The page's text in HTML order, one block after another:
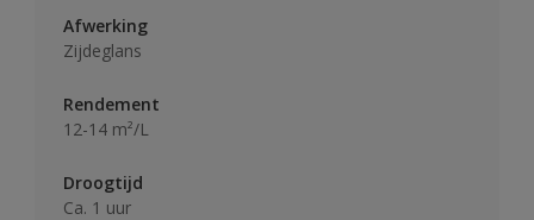
Afwerking
Zijdeglans
Rendement
12-14 m²/L
Droogtijd
Ca. 1 uur